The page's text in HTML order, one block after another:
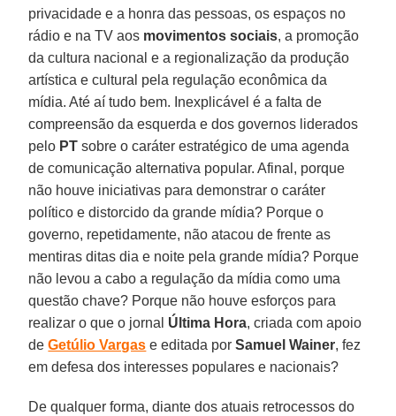
privacidade e a honra das pessoas, os espaços no
rádio e na TV aos movimentos sociais, a promoção
da cultura nacional e a regionalização da produção
artística e cultural pela regulação econômica da
mídia. Até aí tudo bem. Inexplicável é a falta de
compreensão da esquerda e dos governos liderados
pelo PT sobre o caráter estratégico de uma agenda
de comunicação alternativa popular. Afinal, porque
não houve iniciativas para demonstrar o caráter
político e distorcido da grande mídia? Porque o
governo, repetidamente, não atacou de frente as
mentiras ditas dia e noite pela grande mídia? Porque
não levou a cabo a regulação da mídia como uma
questão chave? Porque não houve esforços para
realizar o que o jornal Última Hora, criada com apoio
deGetúlio Vargas e editada porSamuel Wainer, fez
em defesa dos interesses populares e nacionais?
De qualquer forma, diante dos atuais retrocessos do